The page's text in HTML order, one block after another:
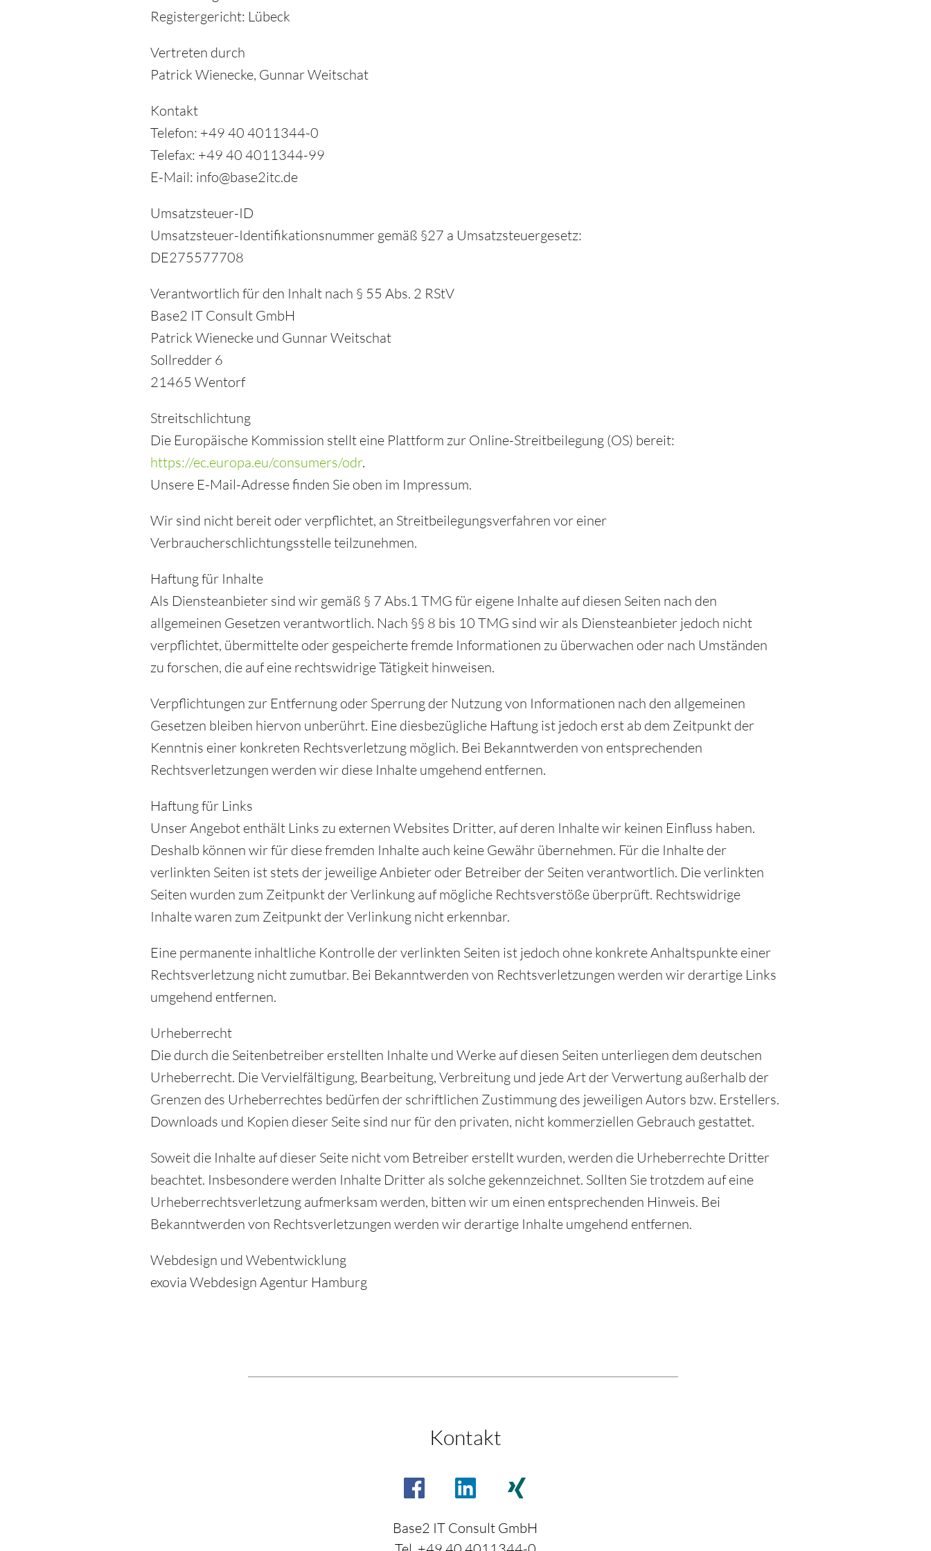
Registergericht: Lübeck
Vertreten durch
Patrick Wienecke, Gunnar Weitschat
Kontakt
Telefon: +49 40 4011344-0
Telefax: +49 40 4011344-99
E-Mail: info@base2itc.de
Umsatzsteuer-ID
Umsatzsteuer-Identifikationsnummer gemäß §27 a Umsatzsteuergesetz:
DE275577708
Verantwortlich für den Inhalt nach § 55 Abs. 2 RStV
Base2 IT Consult GmbH
Patrick Wienecke und Gunnar Weitschat
Sollredder 6
21465 Wentorf
Streitschlichtung
Die Europäische Kommission stellt eine Plattform zur Online-Streitbeilegung (OS) bereit:
https://ec.europa.eu/consumers/odr.
Unsere E-Mail-Adresse finden Sie oben im Impressum.
Wir sind nicht bereit oder verpflichtet, an Streitbeilegungsverfahren vor einer
Verbraucherschlichtungsstelle teilzunehmen.
Haftung für Inhalte
Als Diensteanbieter sind wir gemäß § 7 Abs.1 TMG für eigene Inhalte auf diesen Seiten nach den
allgemeinen Gesetzen verantwortlich. Nach §§ 8 bis 10 TMG sind wir als Diensteanbieter jedoch nicht
verpflichtet, übermittelte oder gespeicherte fremde Informationen zu überwachen oder nach Umständen
zu forschen, die auf eine rechtswidrige Tätigkeit hinweisen.
Verpflichtungen zur Entfernung oder Sperrung der Nutzung von Informationen nach den allgemeinen
Gesetzen bleiben hiervon unberührt. Eine diesbezügliche Haftung ist jedoch erst ab dem Zeitpunkt der
Kenntnis einer konkreten Rechtsverletzung möglich. Bei Bekanntwerden von entsprechenden
Rechtsverletzungen werden wir diese Inhalte umgehend entfernen.
Haftung für Links
Unser Angebot enthält Links zu externen Websites Dritter, auf deren Inhalte wir keinen Einfluss haben.
Deshalb können wir für diese fremden Inhalte auch keine Gewähr übernehmen. Für die Inhalte der
verlinkten Seiten ist stets der jeweilige Anbieter oder Betreiber der Seiten verantwortlich. Die verlinkten
Seiten wurden zum Zeitpunkt der Verlinkung auf mögliche Rechtsverstöße überprüft. Rechtswidrige
Inhalte waren zum Zeitpunkt der Verlinkung nicht erkennbar.
Eine permanente inhaltliche Kontrolle der verlinkten Seiten ist jedoch ohne konkrete Anhaltspunkte einer
Rechtsverletzung nicht zumutbar. Bei Bekanntwerden von Rechtsverletzungen werden wir derartige Links
umgehend entfernen.
Urheberrecht
Die durch die Seitenbetreiber erstellten Inhalte und Werke auf diesen Seiten unterliegen dem deutschen
Urheberrecht. Die Vervielfältigung, Bearbeitung, Verbreitung und jede Art der Verwertung außerhalb der
Grenzen des Urheberrechtes bedürfen der schriftlichen Zustimmung des jeweiligen Autors bzw. Erstellers.
Downloads und Kopien dieser Seite sind nur für den privaten, nicht kommerziellen Gebrauch gestattet.
Soweit die Inhalte auf dieser Seite nicht vom Betreiber erstellt wurden, werden die Urheberrechte Dritter
beachtet. Insbesondere werden Inhalte Dritter als solche gekennzeichnet. Sollten Sie trotzdem auf eine
Urheberrechtsverletzung aufmerksam werden, bitten wir um einen entsprechenden Hinweis. Bei
Bekanntwerden von Rechtsverletzungen werden wir derartige Inhalte umgehend entfernen.
Webdesign und Webentwicklung
exovia Webdesign Agentur Hamburg
Kontakt
Base2 IT Consult GmbH